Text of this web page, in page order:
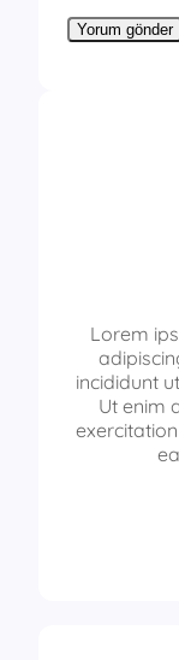
Lorem
incididunt
Ut enim